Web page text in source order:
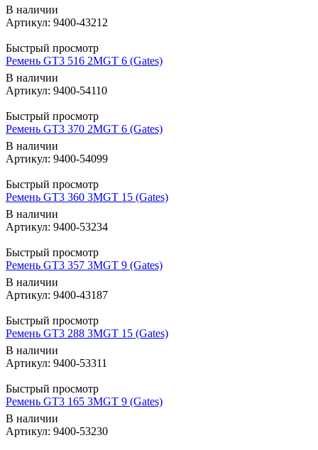
В наличии
Артикул: 9400-43212
Быстрый просмотр
Ремень GT3 516 2MGT 6 (Gates)
В наличии
Артикул: 9400-54110
Быстрый просмотр
Ремень GT3 370 2MGT 6 (Gates)
В наличии
Артикул: 9400-54099
Быстрый просмотр
Ремень GT3 360 3MGT 15 (Gates)
В наличии
Артикул: 9400-53234
Быстрый просмотр
Ремень GT3 357 3MGT 9 (Gates)
В наличии
Артикул: 9400-43187
Быстрый просмотр
Ремень GT3 288 3MGT 15 (Gates)
В наличии
Артикул: 9400-53311
Быстрый просмотр
Ремень GT3 165 3MGT 9 (Gates)
В наличии
Артикул: 9400-53230